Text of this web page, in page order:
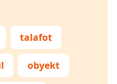
talafot
obyekt